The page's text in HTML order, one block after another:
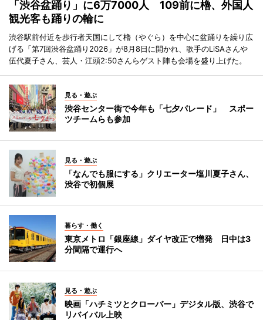
「渋谷盆踊り」に6万7000人 109前に櫓、外国人
観光客も踊りの輪に
渋谷駅前付近を歩行者天国にして櫓（やぐら）を中心に盆踊りを繰り広
げる「第7回渋谷盆踊り2026」が8月8日に開かれ、歌手のLiSAさんや
伍代夏子さん、芸人・江頭2:50さんらゲスト陣も会場を盛り上げた。
見る・遊ぶ
渋谷センター街で今年も「七夕パレード」 スポー
ツチームらも参加
見る・遊ぶ
「なんでも服にする」クリエーター塩川夏子さん、
渋谷で初個展
暮らす・働く
東京メトロ「銀座線」ダイヤ改正で増発 日中は3
分間隔で運行へ
見る・遊ぶ
映画「ハチミツとクローバー」デジタル版、渋谷で
リバイバル上映